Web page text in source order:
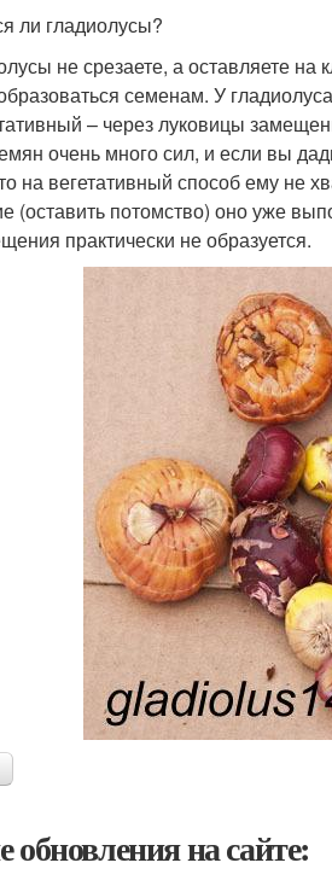
ли гладиолусы?
не срезаете, а оставляете на
семенам. У
– через луковицы
очень много сил, и если вы
на вегетативный способ ему не
(оставить потомство) оно уже
практически не образуется.
обновления на сайте: